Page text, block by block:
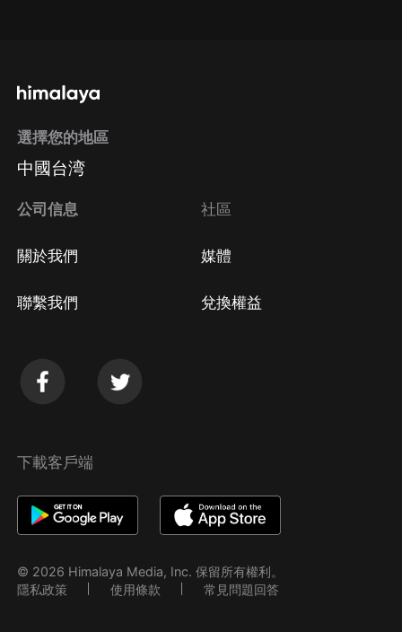
方法 Google Play取消訂閱方法
選擇您的地區
中國台湾
公司信息
關於我們
聯繫我們
社區
媒體
兌換權益
下載客戶端
© 2026 Himalaya Media, Inc. 保留所有權利。
隱私政策
使用條款 常見問題回答